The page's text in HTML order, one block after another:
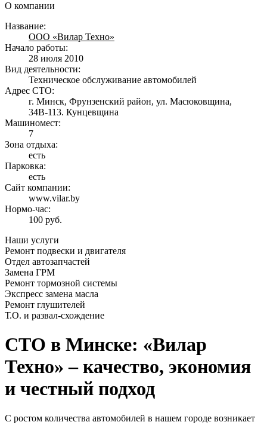
О компании
Название:
ООО «Вилар Техно»
Начало работы:
28 июля 2010
Вид деятельности:
Техническое обслуживание автомобилей
Адрес СТО:
г. Минск, Фрунзенский район, ул. Масюковщина,
34В-113. Кунцевщина
Машиномест:
7
Зона отдыха:
есть
Парковка:
есть
Сайт компании:
www.vilar.by
Нормо-час:
100 руб.
Наши услуги
Ремонт подвески и двигателя
Отдел автозапчастей
Замена ГРМ
Ремонт тормозной системы
Экспресс замена масла
Ремонт глушителей
Т.О. и развал-схождение
СТО в Минске: «Вилар
Техно» – качество, экономия
и честный подход
С ростом количества автомобилей в нашем городе возникает